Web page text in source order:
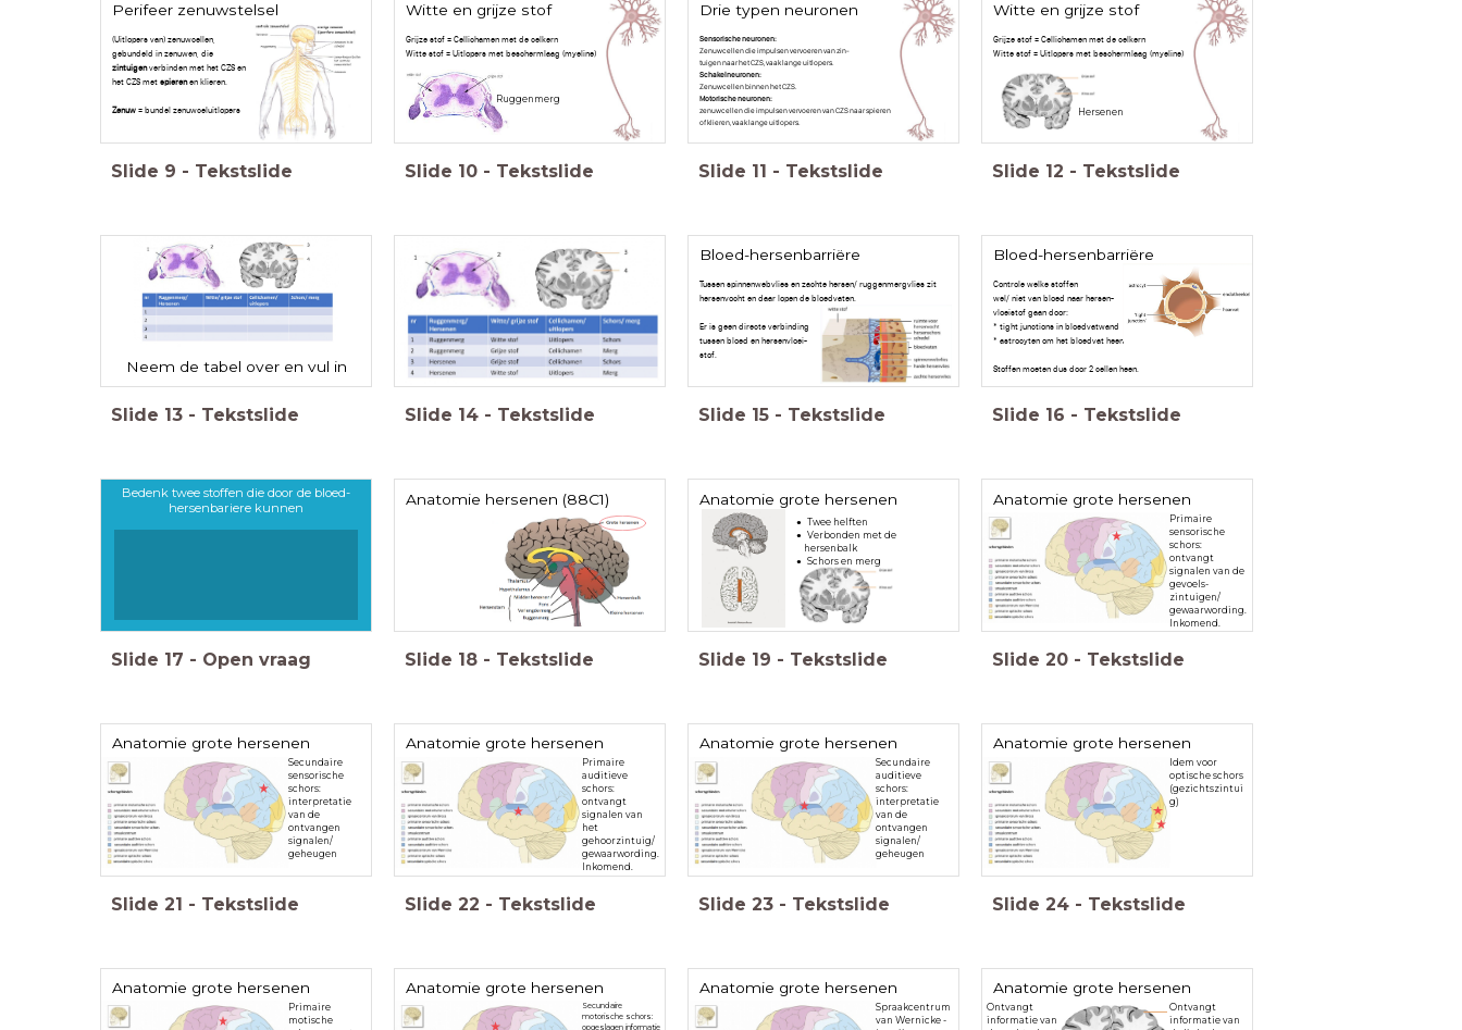
Perifeer zenuwstelsel
(Uitlopers van) zenuwcellen,
gebundeld in zenuwen, die
zintuigenverbinden met het CZS en
het CZS met spierenen klieren.
Zenuw = bundel zenuwceluitlopers
Slide 9 - Tekstslide
Witte en grijze stof
Grijze stof = Cellichamen met de celkern
Witte stof = Uitlopers met beschermlaag (myeline)
Ruggenmerg
Slide 10 - Tekstslide
Drie typen neuronen
Sensorische neuronen:
Zenuwcellen die impulsen vervoeren van zin-
tuigen naar het CZS, vaak lange uitlopers.
Schakelneuronen:
Zenuwcellen binnen het CZS.
Motorische neuronen:
zenuwcellen die impulsen vervoeren van CZS naar spieren
of klieren, vaak lange uitlopers.
Slide 11 - Tekstslide
Witte en grijze stof
Grijze stof = Cellichamen met de celkern
Witte stof = Uitlopers met beschermlaag (myeline)
Hersenen
Slide 12 - Tekstslide
Neem de tabel over en vul in
Slide 13 - Tekstslide Slide 14 - Tekstslide
Bloed-hersenbarriëre
Tussen spinnenwebvlies en zachte hersen/ ruggenmergvlies zit
hersenvocht en daar lopen de bloedvaten.
Er is geen directe verbinding
tussen bloed en hersenvloei-
stof.
Slide 15 - Tekstslide
Bloed-hersenbarriëre
Controle welke stoffen
wel/ niet van bloed naar hersen-
vloeistof gaan door:
* tight junctions in bloedvatwand
* astrocyten om het bloedvat heen
Stoffen moeten dus door 2 cellen heen.
Slide 16 - Tekstslide
Bedenk twee stoffen die door de bloed-
hersenbariere kunnen
Slide 17 - Open vraag
Anatomie hersenen (88C1)
Slide 18 - Tekstslide
Anatomie grote hersenen
Verbonden met de
Schors en merg
Slide 19 - Tekstslide
Anatomie grote hersenen
Primaire
sensorische
schors:
ontvangt
signalen van de
gevoels-
zintuigen/
gewaarwording.
Inkomend.
Slide 20 - Tekstslide
Anatomie grote hersenen
Secundaire
sensorische
schors:
interpretatie
van de
ontvangen
signalen/
geheugen
Slide 21 - Tekstslide
Anatomie grote hersenen
Primaire
auditieve
schors:
ontvangt
signalen van
het
gehoorzintuig/
gewaarwording.
Inkomend.
Slide 22 - Tekstslide
Anatomie grote hersenen
Secundaire
auditieve
schors:
interpretatie
van de
ontvangen
signalen/
geheugen
Slide 23 - Tekstslide
Anatomie grote hersenen
Idem voor
optische schors
(gezichtszintui
g)
Slide 24 - Tekstslide
Anatomie grote hersenen
Primaire
motische
Anatomie grote hersenen
Secundaire
motorische schors:
opgeslagen informatie
Anatomie grote hersenen
Spraakcentrum
van Wernicke -
Anatomie grote hersenen
Ontvangt
informatie van
Ontvangt
informatie van